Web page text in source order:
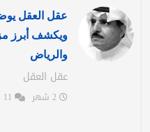
عقل العقل
ويكشف أبرز
والرياض
عقل العقل